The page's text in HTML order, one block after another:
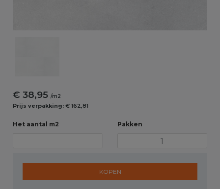
€ 38,95/m2
Prijs verpakking: € 162,81
Het aantal m2 Pakken
KOPEN